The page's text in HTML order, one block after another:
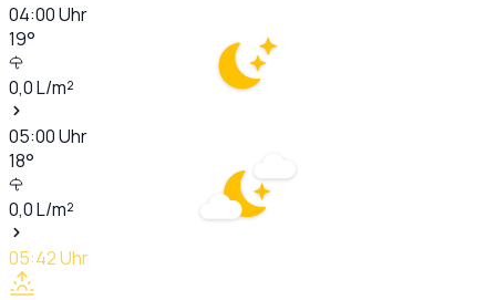
04:00Uhr
19°
0,0L/m²
05:00Uhr
18°
0,0L/m²
05:42Uhr